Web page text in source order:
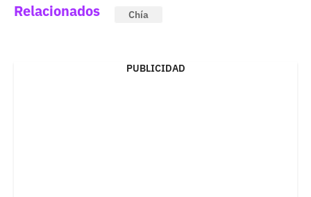
Relacionados Chía
PUBLICIDAD